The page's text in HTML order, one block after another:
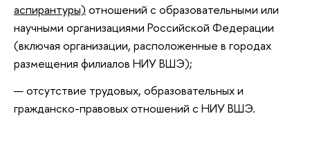
аспирантуры) отношений с образовательными или
научными организациями Российской Федерации
(включая организации, расположенные в городах
размещения филиалов НИУ ВШЭ);
отсутствие трудовых, образовательных и
гражданско-правовых отношений с НИУ ВШЭ.